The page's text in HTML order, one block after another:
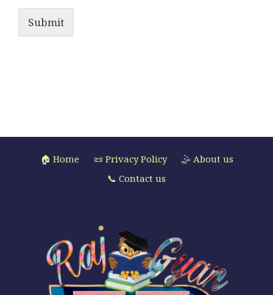
Submit
🏠 Home 📜 Privacy Policy
🤹 About us
📞 Contact us